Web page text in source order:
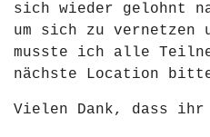
sich wieder gelohnt
um sich zu vernetzen
musste ich alle
nächste Location
Vielen Dank, dass